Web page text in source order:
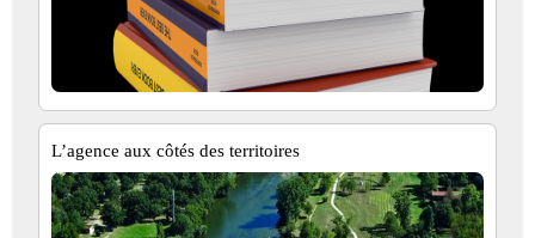
L’agence aux côtés des territoires